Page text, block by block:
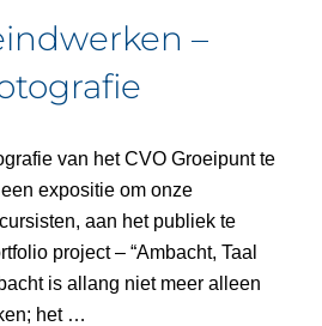
–
van het CVO Groeipunt te
expositie om onze
aan het publiek te
project – “Ambacht, Taal
is allang niet meer alleen
het …